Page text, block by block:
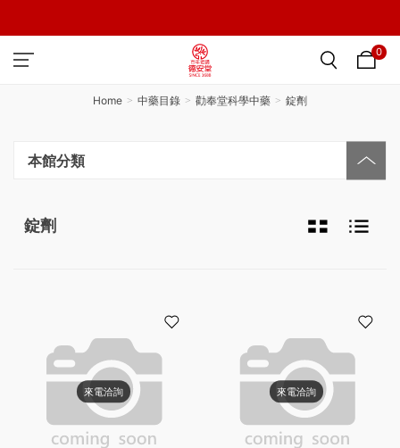
0
Home 中藥目錄 勸奉堂科學中藥 錠劑
本館分類
錠劑
來電洽詢 來電洽詢